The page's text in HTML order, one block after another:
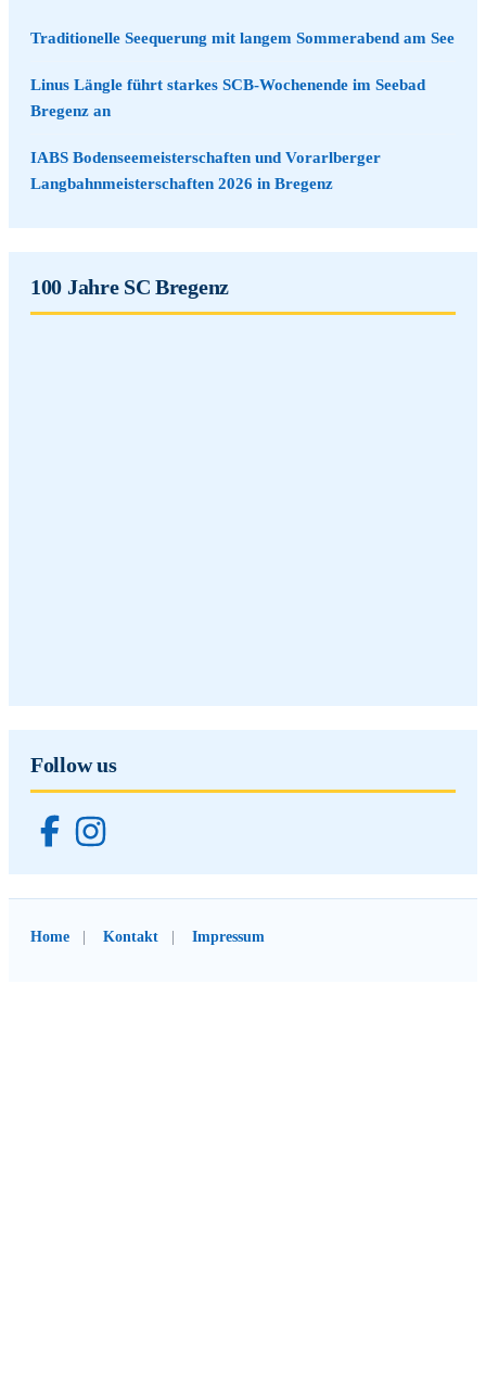
Traditionelle Seequerung mit langem Sommerabend am See
Linus Längle führt starkes SCB-Wochenende im Seebad
Bregenz an
IABS Bodenseemeisterschaften und Vorarlberger
Langbahnmeisterschaften 2026 in Bregenz
100 Jahre SC Bregenz
Follow us
Home Kontakt Impressum